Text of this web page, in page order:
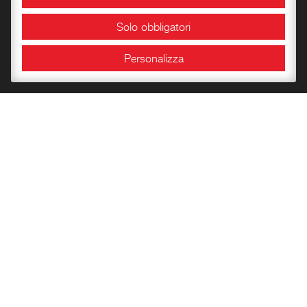
Area Congressuale
Sale espositive
Info e orari
Solo obbligatori
Personalizza